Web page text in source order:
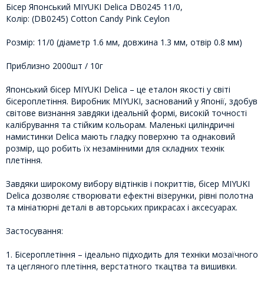
Бісер Японський MIYUKI Delica DB0245 11/0,
Колір: (DB0245) Cotton Candy Pink Ceylon
Розмір: 11/0 (діаметр 1.6 мм, довжина 1.3 мм, отвір 0.8 мм)
Приблизно 2000шт / 10г
Японський бісер MIYUKI Delica – це еталон якості у світі
бісероплетіння. Виробник MIYUKI, заснований у Японії, здобув
світове визнання завдяки ідеальній формі, високій точності
калібрування та стійким кольорам. Маленькі циліндричні
намистинки Delica мають гладку поверхню та однаковий
розмір, що робить їх незамінними для складних технік
плетіння.
Завдяки широкому вибору відтінків і покриттів, бісер MIYUKI
Delica дозволяє створювати ефектні візерунки, рівні полотна
та мініатюрні деталі в авторських прикрасах і аксесуарах.
Застосування:
1. Бісероплетіння – ідеально підходить для техніки мозаїчного
та цегляного плетіння, верстатного ткацтва та вишивки.